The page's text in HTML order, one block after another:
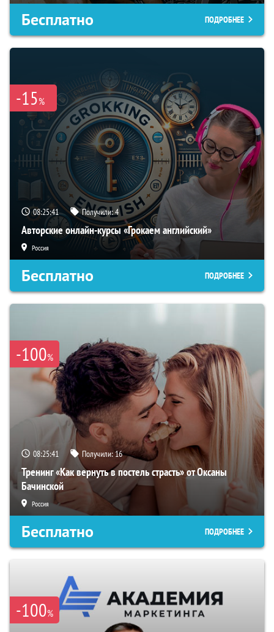
Бесплатно ПОДРОБНЕЕ
-15%
08:25:40 Получили:4
Авторские онлайн-курсы «Грокаем английский»
Россия
Бесплатно ПОДРОБНЕЕ
-100%
08:25:40 Получили:16
Тренинг «Как вернуть в постель страсть» от Оксаны
Бачинской
Россия
Бесплатно ПОДРОБНЕЕ
-100%